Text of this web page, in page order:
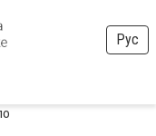
Рус